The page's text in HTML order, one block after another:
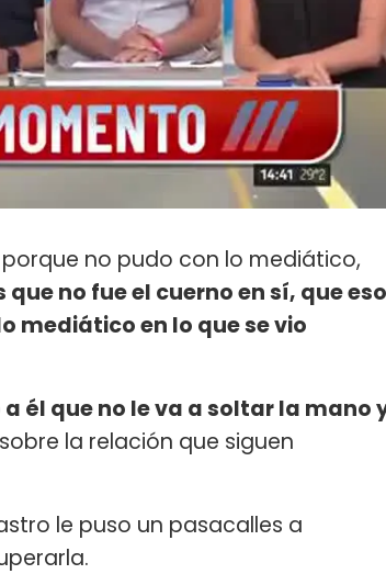
no pudo con lo mediático,
que no fue el cuerno en sí, que eso
mediático en lo que se vio
él que no le va a soltar la mano
la relación que siguen
le puso un pasacalles a